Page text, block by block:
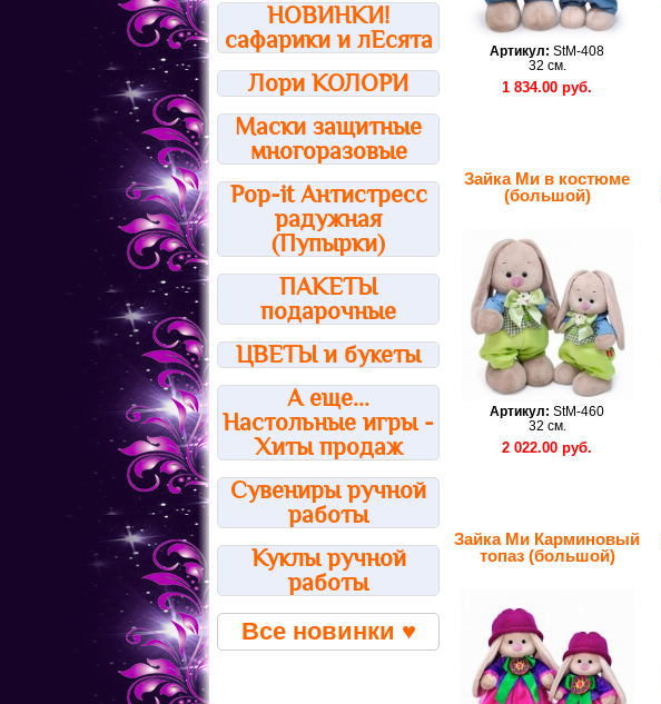
НОВИНКИ!
сафарики и лЕсята
Лори КОЛОРИ
Маски защитные
многоразовые
Pop-it Антистресс
радужная
(Пупырки)
ПАКЕТЫ
подарочные
ЦВЕТЫ и букеты
А еще...
Настольные игры -
Хиты продаж
Сувениры ручной
работы
Куклы ручной
работы
Все новинки ♥
Артикул: StM-408
32 см.
1 834.00 руб.
Зайка Ми в костюме
(большой)
Артикул: StM-460
32 см.
2 022.00 руб.
Зайка Ми Карминовый
топаз (большой)